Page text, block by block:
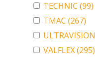
TECHNIC (99)
TMAC (267)
ULTRAVISION
VALFLEX(295)